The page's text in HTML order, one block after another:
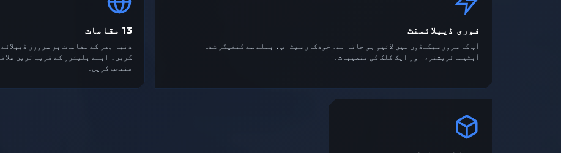
فوری ڈیپلائمنٹ
آپ کا سرور سیکنڈوں میں لائیو ہو جاتا ہے۔ خودکار سیٹ اپ، پہلے سے کنفیگر شدہ
آپٹیمائزیشنز، اور ایک کلک کی تنصیبات۔
13 مقامات
دنیا بھر کے مقامات پر سرورز ڈیپلائے
کریں۔ اپنے پلیئرز کے قریب ترین علاقہ
منتخب کریں۔